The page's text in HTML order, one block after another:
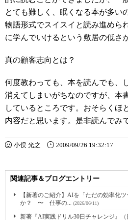
とても難しく、眠くなる本が多い
物語形式でスイスイと読み進めら
に学んでいけるという敷居の低さ
真の顧客志向とは？
何度教わっても、本を読んでも、
消えてしまいがちなのですが、本
しているところです。おそらくほ
内容だと思います。是非読んでみ
小俣 光之 2009/09/26 19:32:17
関連記事＆ブログエントリー
【新著のご紹介】AIを「ただの効率化
か？ 〜 仕事の... (2026/06/11)
新著『AI実践ドリル30日チャレンジ』